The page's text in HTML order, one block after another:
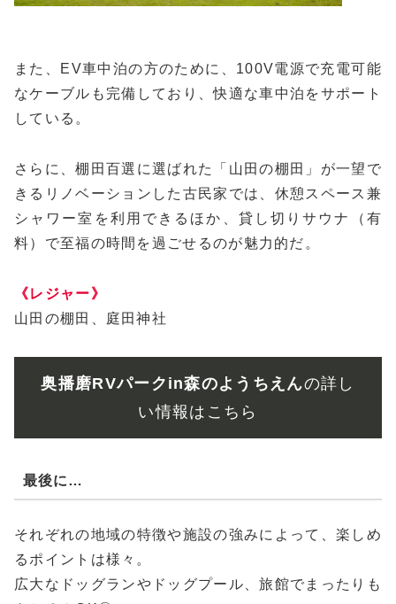
また、EV車中泊の方のために、100V電源で充電可能
なケーブルも完備しており、快適な車中泊をサポート
している。
さらに、棚田百選に選ばれた「山田の棚田」が一望で
きるリノベーションした古民家では、休憩スペース兼
シャワー室を利用できるほか、貸し切りサウナ（有
料）で至福の時間を過ごせるのが魅力的だ。
《レジャー》
山田の棚田、庭田神社
奥播磨RVパークin森のようちえんの詳し
い情報はこちら
最後に…
それぞれの地域の特徴や施設の強みによって、楽しめ
るポイントは様々。
広大なドッグランやドッグプール、旅館でまったりも